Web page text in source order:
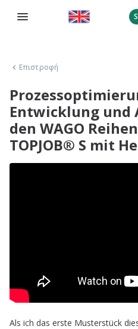
Επιστροφή
Entwicklung und
den WAGO
TOPJOB® S mit
Als ich das erste Musterstück